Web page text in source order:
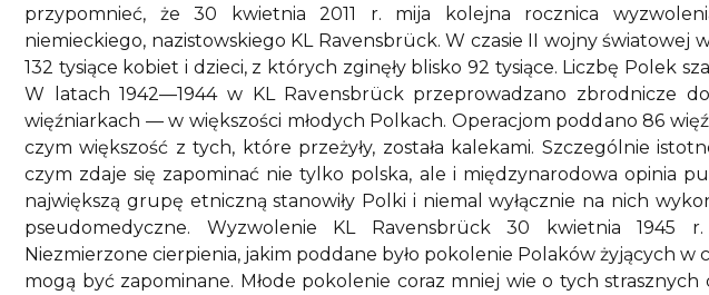
przypomnieć, że 30 kwietnia 2011 r. mija kolejna rocznica
niemieckiego, nazistowskiego KL Ravensbrück. W czasie II wojny światowej
132 tysiące kobiet i dzieci, z których zginęły blisko 92 tysiące. Liczbę Polek
W latach 1942—1944 w KL Ravensbrück przeprowadzano zbrodnicze
więźniarkach — w większości młodych Polkach. Operacjom poddano 86
czym większość z tych, które przeżyły, została kalekami. Szczególnie
czym zdaje się zapominać nie tylko polska, ale i międzynarodowa opinia
największą grupę etniczną stanowiły Polki i niemal wyłącznie na nich
pseudomedyczne. Wyzwolenie KL Ravensbrück 30 kwietnia 1945 r.
Niezmierzone cierpienia, jakim poddane było pokolenie Polaków żyjących w
mogą być zapominane. Młode pokolenie coraz mniej wie o tych strasznych